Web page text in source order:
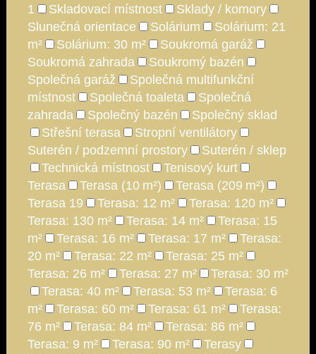
1
Skladovací místnost
Sklady / komory
Slunečná orientace
Solárium
Solárium: 21
m²
Solárium: 30 m²
Soukromá garáž
Soukromá zahrada
Soukromý bazén
Společná garáž
Společná multifunkční
místnost
Společná toaleta
Společná
zahrada
Společný bazén
Společný sklad
Střešní terasa
Stropní ventilátory
Suterén / podzemní prostory
Suterén / sklep
Technická místnost
Tenisový kurt
Terasa
Terasa (10 m²)
Terasa (209 m²)
Terasa 19
Terasa: 12 m²
Terasa: 120 m²
Terasa: 130 m²
Terasa: 14 m²
Terasa: 15
m²
Terasa: 16 m² Terasa: 17 m²
Terasa:
20 m²
Terasa: 22 m²
Terasa: 25 m²
Terasa: 26 m²
Terasa: 27 m²
Terasa: 30 m²
Terasa: 40 m²
Terasa: 53 m²
Terasa: 6
m²
Terasa: 60 m² Terasa: 61 m²
Terasa:
76 m²
Terasa: 84 m²
Terasa: 86 m²
Terasa: 9 m²
Terasa: 90 m²
Terasy